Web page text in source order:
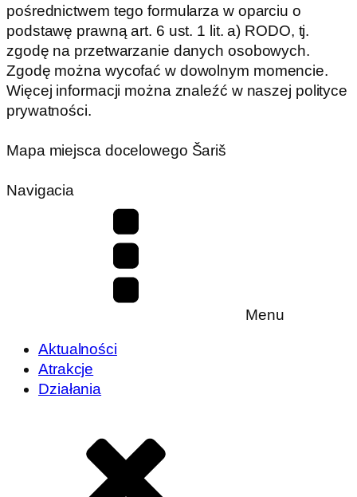
pośrednictwem tego formularza w oparciu o
podstawę prawną art. 6 ust. 1 lit. a) RODO, tj.
zgodę na przetwarzanie danych osobowych.
Zgodę można wycofać w dowolnym momencie.
Więcej informacji można znaleźć w naszej polityce
prywatności.
Mapa miejsca docelowego Šariš
Navigacia
Menu
Aktualności
Atrakcje
Działania